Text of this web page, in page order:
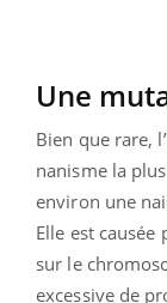
Une
Bien que rare,
nanisme la
environ une
Elle est
sur le
excessive de